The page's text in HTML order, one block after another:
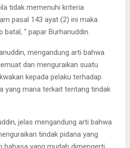
tidak memenuhi kriteria
pasal 143 ayat (2) ini maka
batal, “ papar Burhanuddin.
mengandung arti bahwa
dan menguraikan suatu
kepada pelaku terhadap
yang mana terkait tentang tindak
jelas mengandung arti bahwa
tindak pidana yang